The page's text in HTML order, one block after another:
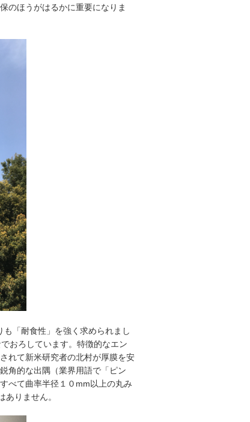
のほうがはるかに重要になりま
「耐食性」を強く求められまし
おろしています。特徴的なエン
れて新米研究者の北村が厚膜を安
角的な出隅（業界用語で「ピン
べて曲率半径１０mm以上の丸み
りません。